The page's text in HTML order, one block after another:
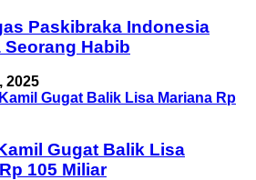
Paskibraka Indonesia
Seorang Habib
2025
Gugat Balik Lisa
105 Miliar